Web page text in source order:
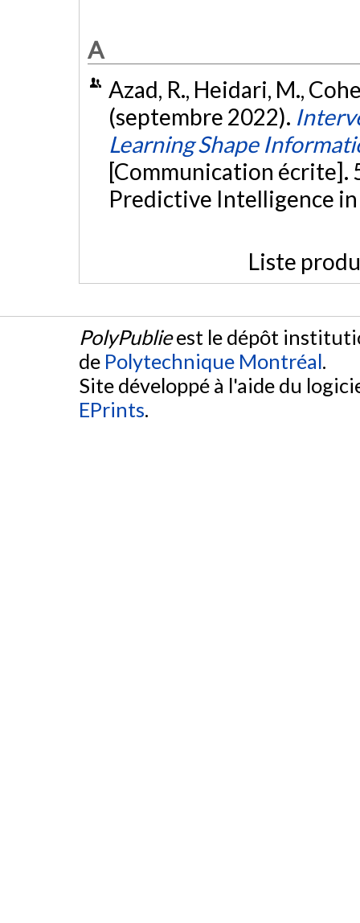
A
Azad, R., Heidari, M.,
(septembre 2022).
Learning Shape
[Communication
Predictive Intelligence
Liste
PolyPublieest le dépôt
de Polytechnique Montréal.
Site développé à l'aide du
EPrints.